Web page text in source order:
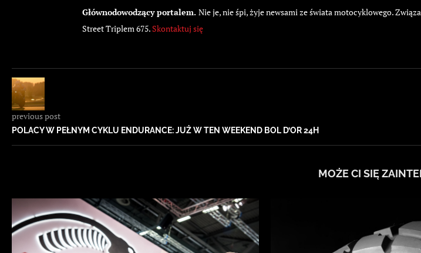
Głównodowodzący portalem. Nie je, nie śpi, żyje newsami ze świata motocyklowego.
Street Triplem 675. Skontaktuj się
previous post
POLACY W PEŁNYM CYKLU ENDURANCE: JUŻ W TEN WEEKEND BOL D’OR 24H
MOŻE CI SIĘ